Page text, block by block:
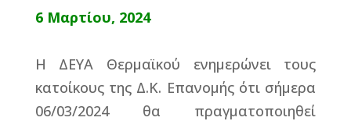
6 Μαρτίου, 2024
Η ΔΕΥΑ Θερμαϊκού ενημερώνει τους
κατοίκους της Δ.Κ. Επανομής ότι σήμερα
06/03/2024 θα πραγματοποιηθεί